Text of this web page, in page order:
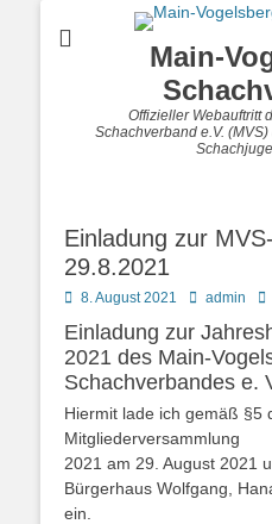
Main-
Offizieller Webauftritt
Schachverband e.V.
Einladung zur
29.8.2021
Posted
8. August 2021 Autoradmin
Einladung zur
2021 des Main-
Schachverbandes e.
Hiermit lade ich gemäß §5
Mitgliederversammlung
2021 am 29. August 2021
Bürgerhaus Wolfgang,
ein.